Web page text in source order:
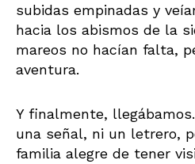
subidas empinadas y
hacia los abismos de la
mareos no hacían falta,
aventura.
Y finalmente,
una señal, ni un letrero,
familia alegre de tener